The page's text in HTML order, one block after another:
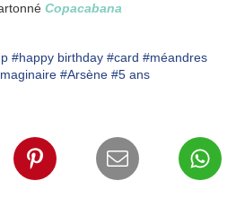
Copacabana
#happy birthday #card #méandres
#Arsène #5 ans